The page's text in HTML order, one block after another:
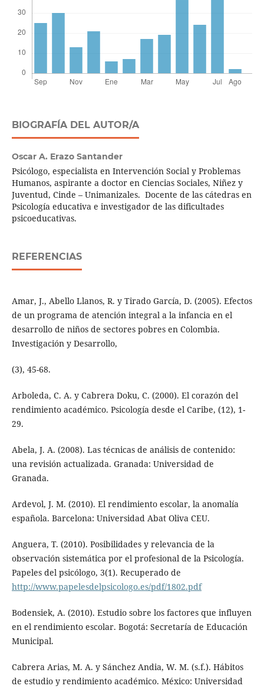
BIOGRAFÍA DEL AUTOR/A
Oscar A. Erazo Santander
Psicólogo, especialista en Intervención Social y Problemas
Humanos, aspirante a doctor en Ciencias Sociales, Niñez y
Juventud, Cinde – Unimanizales. Docente de las cátedras en
Psicología educativa e investigador de las dificultades
psicoeducativas.
REFERENCIAS
Amar, J., Abello Llanos, R. y Tirado García, D. (2005). Efectos
de un programa de atención integral a la infancia en el
desarrollo de niños de sectores pobres en Colombia.
Investigación y Desarrollo,
(3), 45-68.
Arboleda, C. A. y Cabrera Doku, C. (2000). El corazón del
rendimiento académico. Psicología desde el Caribe, (12), 1-
29.
Abela, J. A. (2008). Las técnicas de análisis de contenido:
una revisión actualizada. Granada: Universidad de
Granada.
Ardevol, J. M. (2010). El rendimiento escolar, la anomalía
española. Barcelona: Universidad Abat Oliva CEU.
Anguera, T. (2010). Posibilidades y relevancia de la
observación sistemática por el profesional de la Psicología.
Papeles del psicólogo, 3(1). Recuperado de
http://www.papelesdelpsicologo.es/pdf/1802.pdf
Bodensiek, A. (2010). Estudio sobre los factores que influyen
en el rendimiento escolar. Bogotá: Secretaría de Educación
Municipal.
Cabrera Arias, M. A. y Sánchez Andia, W. M. (s.f.). Hábitos
de estudio y rendimiento académico. México: Universidad